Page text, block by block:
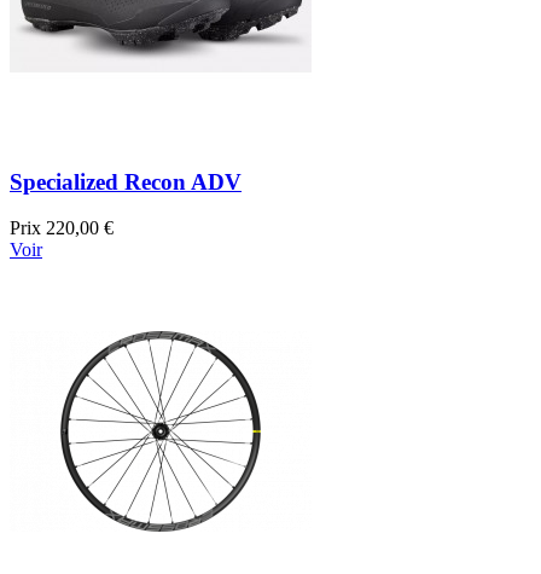
Specialized Recon ADV
Prix 220,00 €
Voir